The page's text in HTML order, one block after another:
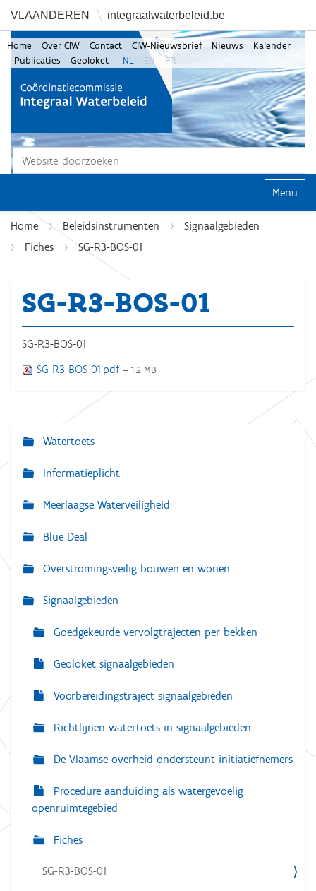
VLAANDEREN integraalwaterbeleid.be
Zoek
Home Over CIW Contact CIW-Nieuwsbrief Nieuws
Kalender
Publicaties
Geoloket NL EN FR
Klap
Home Beleidsinstrumenten
Signaalgebieden
Fiches
SG-R3-BOS-01
SG-R3-BOS-01
SG-R3-BOS-01
SG-R3-BOS-01.pdf — 1.2 MB
N
a
i
g
t
Watertoets
Informatieplicht
Meerlaagse Waterveiligheid
Blue Deal
Overstromingsveilig bouwen en wonen
Signaalgebieden
Goedgekeurde vervolgtrajecten per bekken
Geoloket signaalgebieden
Voorbereidingstraject signaalgebieden
Richtlijnen watertoets in signaalgebieden
De Vlaamse overheid ondersteunt initiatiefnemers
Procedure aanduiding als watergevoelig
openruimtegebied
Fiches
SG-R3-BOS-01